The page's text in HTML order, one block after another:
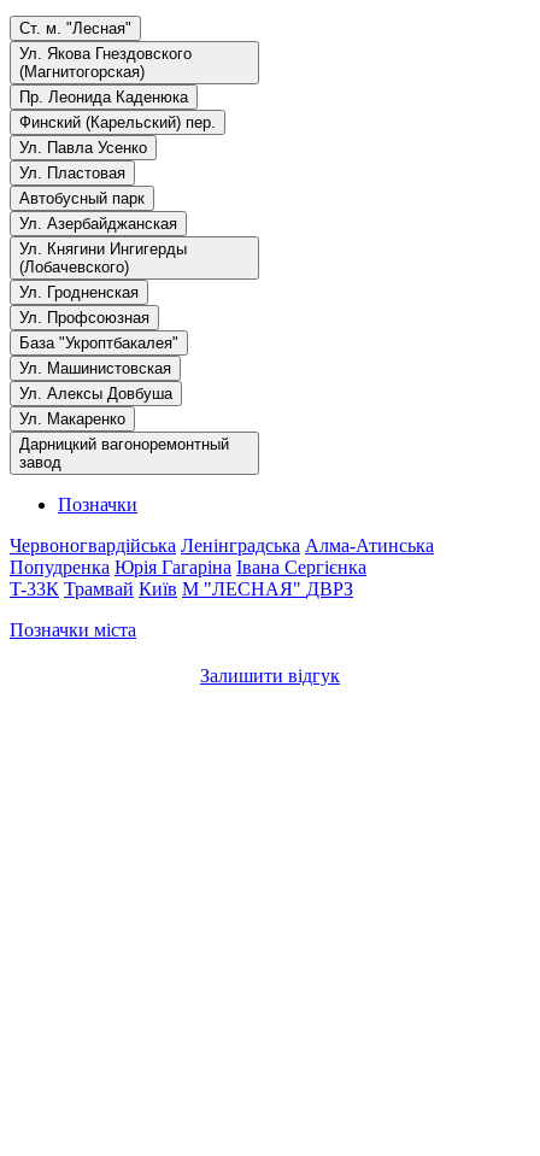
Ст. м. "Лесная"
Ул. Якова Гнездовского
(Магнитогорская)
Пр. Леонида Каденюка
Финский (Карельский) пер.
Ул. Павла Усенко
Ул. Пластовая
Автобусный парк
Ул. Азербайджанская
Ул. Княгини Ингигерды
(Лобачевского)
Ул. Гродненская
Ул. Профсоюзная
База "Укроптбакалея"
Ул. Машинистовская
Ул. Алексы Довбуша
Ул. Макаренко
Дарницкий вагоноремонтный
завод
Позначки
Червоногвардійська Ленінградська Алма-Атинська
Попудренка Юрія Гагаріна Івана Сергієнка
T-33К Трамвай Київ М "ЛЕСНАЯ" ДВРЗ
Позначки міста
Залишити відгук